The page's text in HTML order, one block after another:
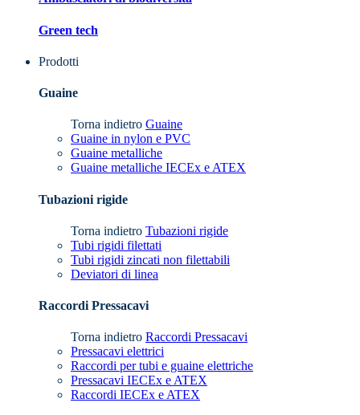
Green tech
Prodotti
Guaine
Torna indietro Guaine
Guaine in nylon e PVC
Guaine metalliche
Guaine metalliche IECEx e ATEX
Tubazioni rigide
Torna indietro Tubazioni rigide
Tubi rigidi filettati
Tubi rigidi zincati non filettabili
Deviatori di linea
Raccordi Pressacavi
Torna indietro Raccordi Pressacavi
Pressacavi elettrici
Raccordi per tubi e guaine elettriche
Pressacavi IECEx e ATEX
Raccordi IECEx e ATEX